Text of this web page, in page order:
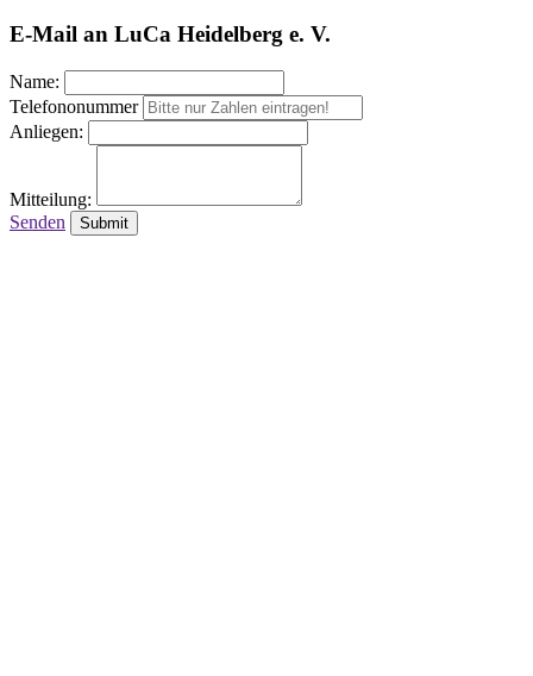
E-Mail an LuCa Heidelberg e. V.
Name:
Telefononummer
Anliegen:
Mitteilung:
Senden